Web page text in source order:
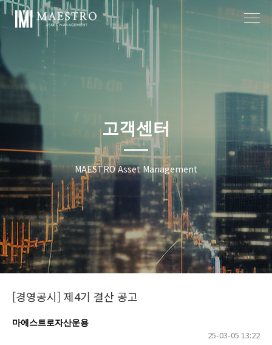
고객센터
MAESTRO Asset Management
[경영공시] 제4기 결산 공고
마에스트로자산운용
25-03-05 13:22